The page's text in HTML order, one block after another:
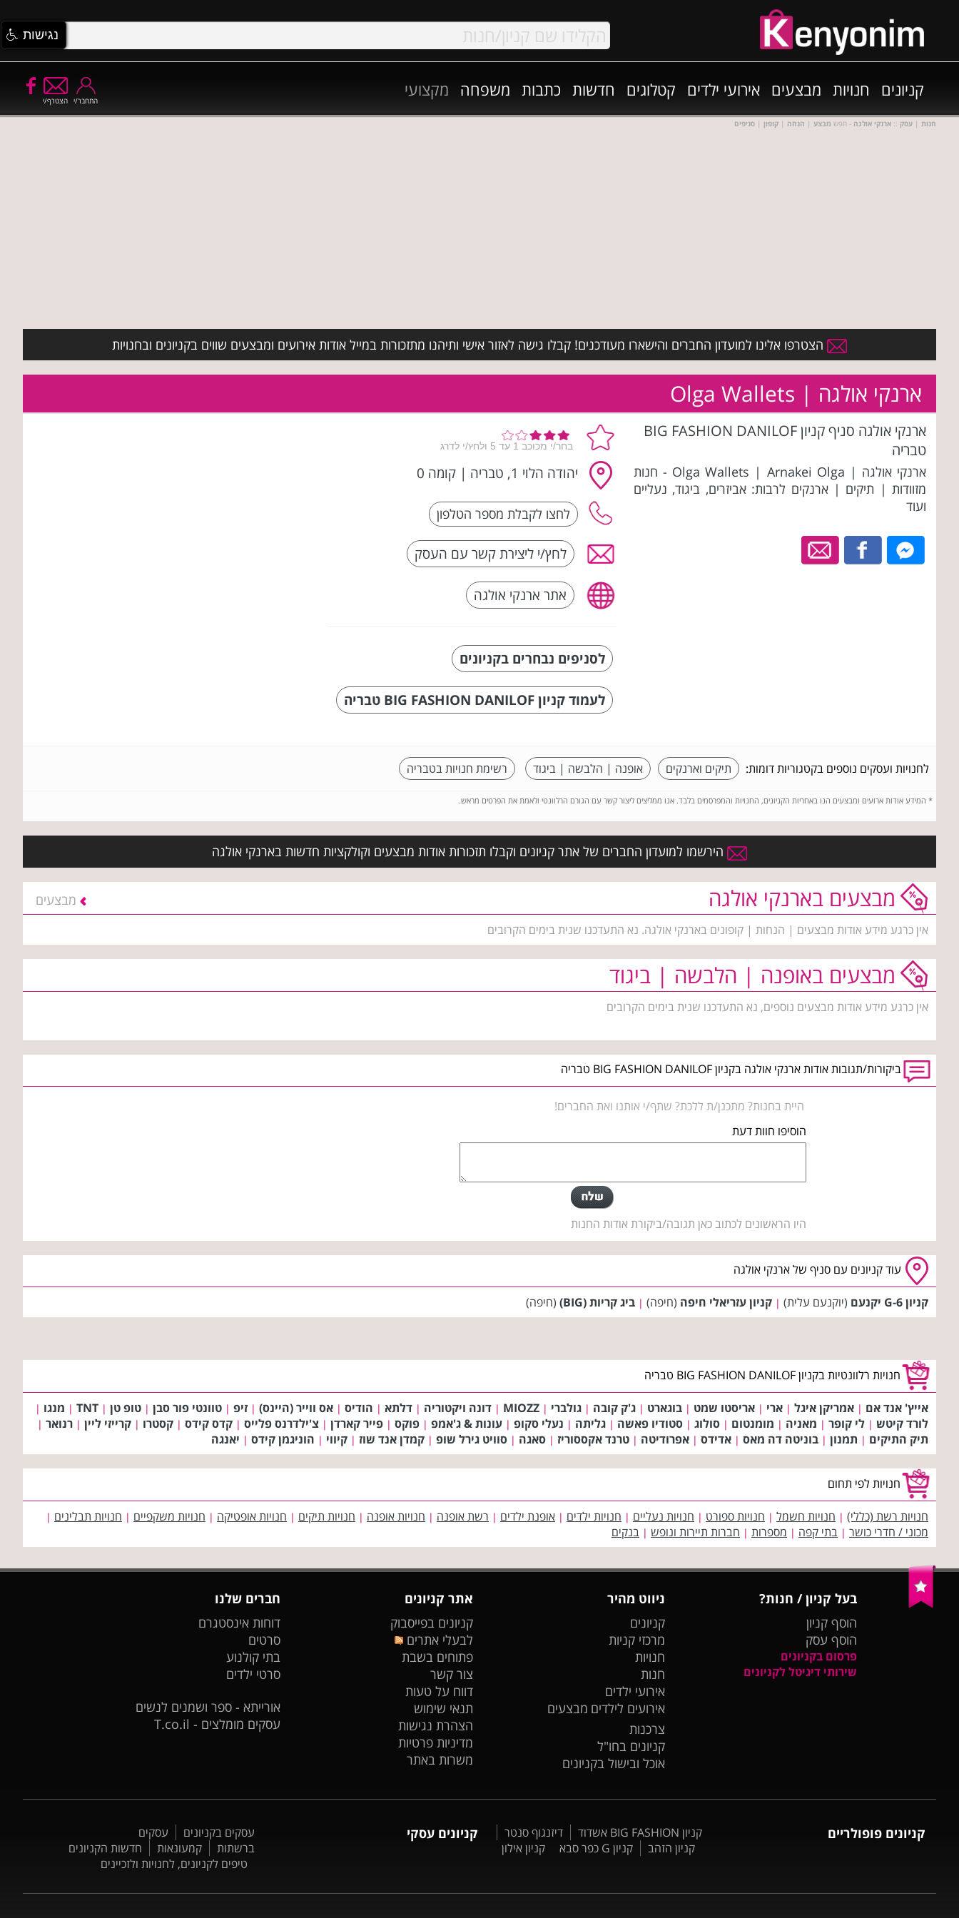
קניונים חנויות מבצעים אירועי ילדים קטלוגים חדשות כתבות משפחה מקצועי
הצטרף/י התחבר/י
חנות | עסק :: ארנקי אולגה - חפש מבצע | הנחה | קופון | סניפים
הצטרפו אלינו למועדון החברים והישארו מעודכנים! קבלו גישה לאזור אישי ותיהנו מתזכורות במייל אודות אירועים ומבצעים שווים בקניונים ובחנויות
ארנקי אולגה | Olga Wallets
ארנקי אולגה סניף קניון BIG FASHION DANILOF
טבריה
ארנקי אולגה | Olga Wallets | Arnakei Olga - חנות
מזוודות | תיקים | ארנקים לרבות: אביזרים, ביגוד, נעליים
ועוד
יהודה הלוי 1, טבריה | קומה 0
לחץ/י ליצירת קשר עם העסק
אתר ארנקי אולגה
לסניפים נבחרים בקניונים
לעמוד קניון BIG FASHION DANILOF טבריה
לחנויות ועסקים נוספים בקטגוריות דומות: תיקים וארנקים אופנה | הלבשה | ביגוד רשימת חנויות בטבריה
* המידע אודות ארועים ומבצעים הנו באחריות הקניונים, החנויות והמפרסמים בלבד. אנו ממליצים ליצור קשר עם הגורם הרלוונטי ולאמת את הפרטים מראש.
הירשמו למועדון החברים של אתר קניונים וקבלו תזכורות אודות מבצעים וקולקציות חדשות בארנקי אולגה
מבצעים בארנקי אולגה מבצעים
אין כרגע מידע אודות מבצעים | הנחות | קופונים בארנקי אולגה. נא התעדכנו שנית בימים הקרובים
מבצעים באופנה | הלבשה | ביגוד
אין כרגע מידע אודות מבצעים נוספים, נא התעדכנו שנית בימים הקרובים
ביקורות/תגובות אודות ארנקי אולגה בקניון BIG FASHION DANILOF טבריה
היית בחנות? מתכנן/ת ללכת? שתף/י אותנו ואת החברים!
הוסיפו חוות דעת
היו הראשונים לכתוב כאן תגובה/ביקורת אודות החנות
עוד קניונים עם סניף של ארנקי אולגה
קניון G-6 יקנעם (יוקנעם עלית) | קניון עזריאלי חיפה (חיפה) | ביג קריות (BIG) (חיפה)
חנויות רלוונטיות בקניון BIG FASHION DANILOF טבריה
אייץ' אנד אם | אמריקן איגל | ארי | אריסטו שמט | בוגארט | ג'ק קובה | גולברי |
MIOZZ
| דונה ויקטוריה | דלתא | הודיס | אס ווייר (היינס) | זיפ | טוונטי פור סבן | טופ טן |
TNT
| מנגו |
לורד קיטש | לי קופר | מאניה | מומנטום | סולוג | סטודיו פאשה | גליתה | נעלי סקופ | עונות & ג'אמפ | פוקס | פייר קארדן | צ'ילדרנס פלייס | קדס קידס | קסטרו | קרייזי ליין | רנואר |
תיק התיקים | תמנון | בוניטה דה מאס | אדידס | אפרודיטה | טרנד אקססוריז | סאגה | סוויט גירל שופ | קמדן אנד שוז | קיווי | הוניגמן קידס | יאנגה
חנויות לפי תחום
חנויות רשת (כללי) | חנויות חשמל | חנויות ספורט | חנויות נעליים | חנויות ילדים | אופנת ילדים | רשת אופנה | חנויות אופנה | חנויות תיקים | חנויות אופטיקה | חנויות משקפיים | חנויות תבלינים |
מכוני / חדרי כושר | בתי קפה | מספרות | חברות תיירות ונופש | בנקים
בעל קניון / חנות?
הוסף קניון
הוסף עסק
פרסום בקניונים
שירותי דיגיטל לקניונים
ניווט מהיר
קניונים
מרכזי קניות
חנויות
חנות
אירועי ילדים
אירועים לילדים מבצעים
צרכנות
קניונים בחו"ל
אוכל ובישול בקניונים
אתר קניונים
קניונים בפייסבוק
לבעלי אתרים
פתוחים בשבת
צור קשר
דווח על טעות
תנאי שימוש
הצהרת נגישות
מדיניות פרטיות
משרות באתר
חברים שלנו
דוחות אינסטגרם
סרטים
בתי קולנוע
סרטי ילדים
אורייתא - ספר ושמנים לנשים
עסקים מומלצים - T.co.il
קניונים פופולריים קניון BIG FASHION אשדוד
דיזנגוף סנטר
קניון הזהב
קניון G כפר סבא קניון אילון
קניונים עסקי עסקים בקניונים
עסקים
ברשתות
קמעונאות
חדשות הקניונים
טיפים לקניונים, לחנויות ולזכיינים
נגישות